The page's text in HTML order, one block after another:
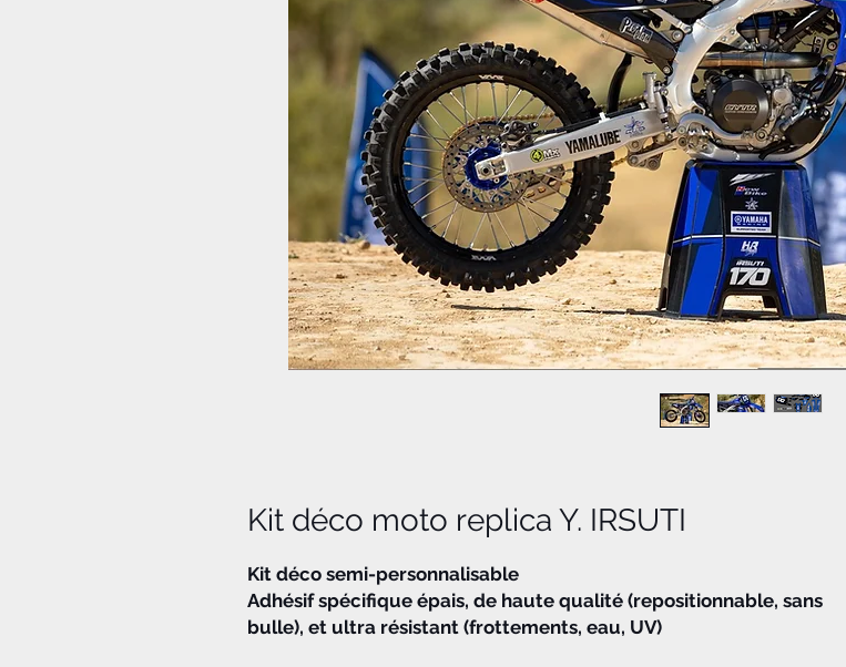
Kit déco moto replica Y. IRSUTI
Kit déco semi-personnalisable
Adhésif spécifique épais, de haute qualité (repositionnable, sans
bulle), et ultra résistant (frottements, eau, UV)